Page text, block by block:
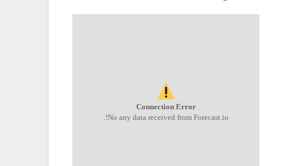
Connection Error
No any data received from Forecast.io!.